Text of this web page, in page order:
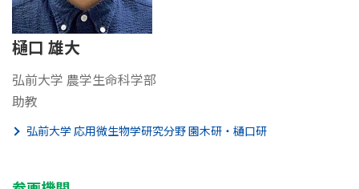
樋口 雄大
弘前大学 農学生命科学部
助教
弘前大学 応用微生物学研究分野 園木研・樋口研